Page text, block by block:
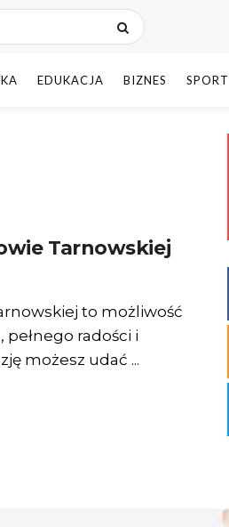
EDUKACJA BIZNES SPORT
Tarnowskiej
to możliwość
radości i
możesz udać ...